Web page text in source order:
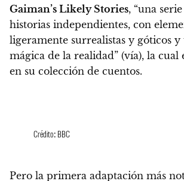
Gaiman’s Likely Stories, “una
historias independientes, con
ligeramente surrealistas y góticos
mágica de la realidad” (vía), la cual
en su colección de cuentos.
Crédito: BBC
Pero la primera adaptación más